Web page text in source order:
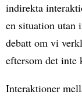
indirekta
en situation utan
debatt om vi
eftersom det inte
Interaktioner